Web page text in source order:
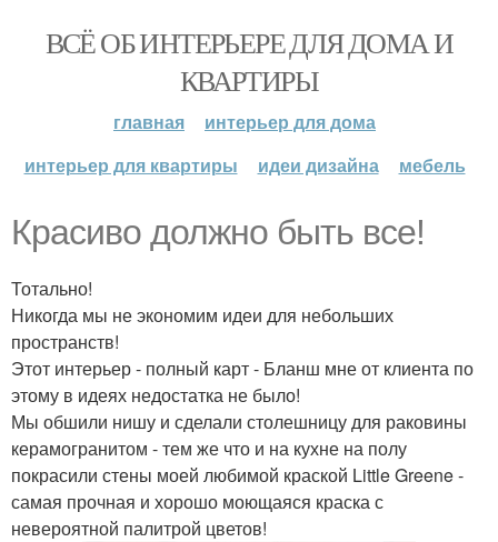
ВСЁ ОБ ИНТЕРЬЕРЕ ДЛЯ ДОМА И
КВАРТИРЫ
главная
интерьер для дома
интерьер для квартиры
идеи дизайна мебель
Красиво должно быть все!
Тотально!
Никогда мы не экономим идеи для небольших
пространств!
Этот интерьер - полный карт - Бланш мне от клиента по
этому в идеях недостатка не было!
Мы обшили нишу и сделали столешницу для раковины
керамогранитом - тем же что и на кухне на полу
покрасили стены моей любимой краской Little Greene -
самая прочная и хорошо моющаяся краска с
невероятной палитрой цветов!